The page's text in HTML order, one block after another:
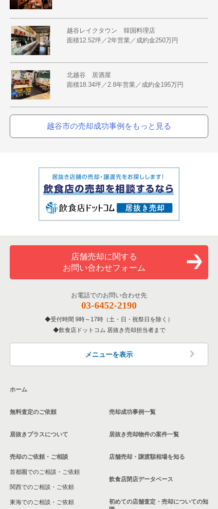
越谷レイクタウン 韓国料理店
面積12.52坪／2年営業／成約金250万円
北越谷 居酒屋
面積18.34坪／2.8年営業／成約金195万円
越谷市の売却成功事例をもっと見る
店舗売却に関する
お問い合わせフォーム
お電話でのお問い合わせ先
03-6452-2190
受付時間 9時～17時（土・日・祝祭日を除く）
飲食店ドットコム 居抜き売却担当者まで
メニューを表示
ホーム
無料査定のご依頼
居抜きプラスについて
売却のご依頼・ご相談
首都圏でのご相談・ご依頼
関西でのご相談・ご依頼
東海でのご相談・ご依頼
売却成功事例一覧
居抜き売却物件の案件一覧
店舗売却・譲渡額相場を知る
飲食店閉店データベース
初めての店舗査定・売却についての知